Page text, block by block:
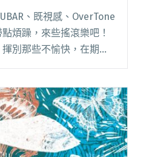
、既視感、OverTone
煩躁，來些搖滾樂吧！
別那些不愉快，在期待
有點不一樣的色彩。